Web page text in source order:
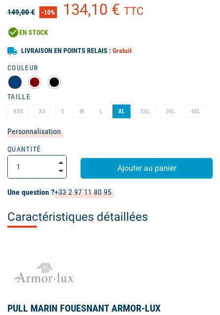
(4 avis)
149,00 €
-10% 134,10 € TTC
check_circleEN STOCK
LIVRAISON EN POINTS RELAIS : Gratuit
COULEUR
TAILLE
XXS XS S M L XL XXL 3XL 4XL
Personnalisation
QUANTITÉ
Ajouter au panier
Une question ?+33 2 97 11 80 95
Caractéristiques détaillées
PULL MARIN FOUESNANT ARMOR-LUX